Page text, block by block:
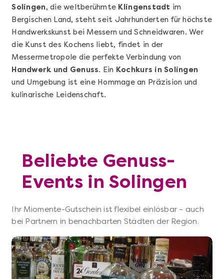
Solingen, die weltberühmte Klingenstadt im
Bergischen Land, steht seit Jahrhunderten für höchste
Handwerkskunst bei Messern und Schneidwaren. Wer
die Kunst des Kochens liebt, findet in der
Messermetropole die perfekte Verbindung von
Handwerk und Genuss. Ein Kochkurs in Solingen
und Umgebung ist eine Hommage an Präzision und
kulinarische Leidenschaft.
Beliebte Genuss-
Events in Solingen
Ihr Miomente-Gutschein ist flexibel einlösbar – auch
bei Partnern in benachbarten Städten der Region.